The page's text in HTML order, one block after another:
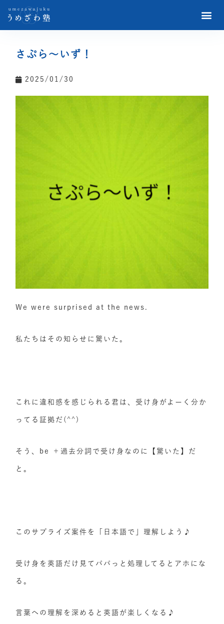
さぷら〜いず！
2025/01/30
We were surprised at the news.
私たちはその知らせに驚いた。
これに違和感を感じられる君は、受け身がよーく分か
ってる証拠だ(^^)
そう、be ＋過去分詞で受け身なのに【驚いた】だ
と。
このサプライズ案件を「日本語で」理解しよう♪
受け身を英語だけ見てパパっと処理してるとアホにな
る。
言葉への理解を深めると英語が楽しくなる♪